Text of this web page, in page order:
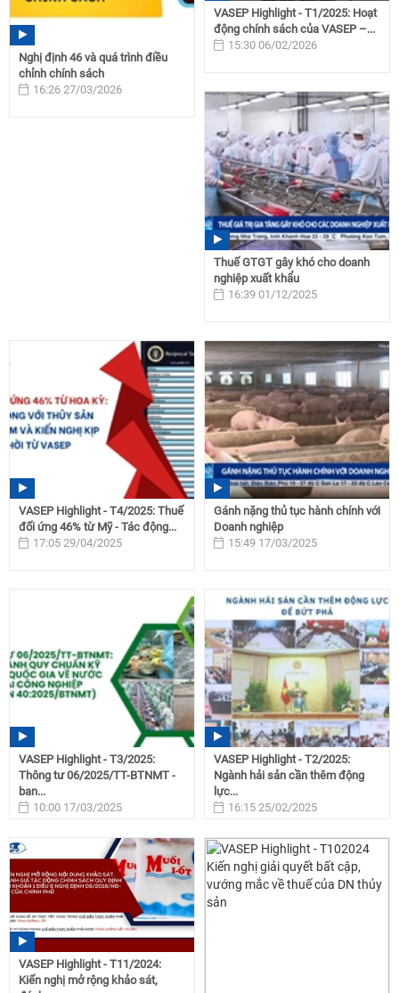
Nghị định 46 và quá trình điều
chỉnh chính sách
16:26 27/03/2026
VASEP Highlight - T1/2025: Hoạt
động chính sách của VASEP –...
15:30 06/02/2026
Thuế GTGT gây khó cho doanh
nghiệp xuất khẩu
16:39 01/12/2025
VASEP Highlight - T4/2025: Thuế
đối ứng 46% từ Mỹ - Tác động...
17:05 29/04/2025
Gánh nặng thủ tục hành chính với
Doanh nghiệp
15:49 17/03/2025
VASEP Highlight - T3/2025:
Thông tư 06/2025/TT-BTNMT -
ban...
10:00 17/03/2025
VASEP Highlight - T2/2025:
Ngành hải sản cần thêm động
lực...
16:15 25/02/2025
VASEP Highlight - T11/2024:
Kiến nghị mở rộng khảo sát,